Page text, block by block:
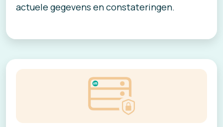
actuele gegevens en constateringen.